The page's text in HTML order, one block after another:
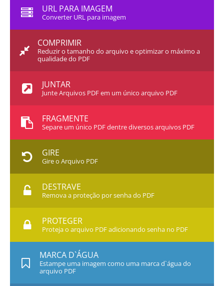
URL PARA IMAGEM
Converter URL para imagem
COMPRIMIR
Reduzir o tamanho do arquivo e optimizar o máximo a
qualidade do PDF
JUNTAR
Junte Arquivos PDF em um único arquivo PDF
FRAGMENTE
Separe um único PDF dentre diversos arquivos PDF
GIRE
Gire o Arquivo PDF
DESTRAVE
Remova a proteção por senha do PDF
PROTEGER
Proteja o arquivo PDF adicionando senha no PDF
MARCA D`ÁGUA
Estampe uma imagem como uma marca d`água do
arquivo PDF